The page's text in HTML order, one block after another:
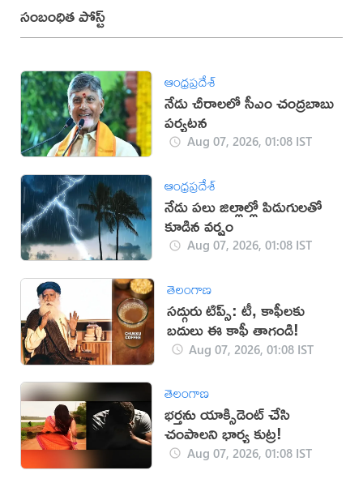
సంబంధిత పోస్ట్
ఆంధ్రప్రదేశ్
నేడు చీరాలలో సీఎం చంద్రబాబు
పర్యటన
Aug 07, 2026, 01:08 IST
ఆంధ్రప్రదేశ్
నేడు పలు జిల్లాల్లో పిడుగులతో
కూడిన వర్షం
Aug 07, 2026, 01:08 IST
తెలంగాణ
సద్గురు టిప్స్: టీ, కాఫీలకు
బదులు ఈ కాఫీ తాగండి!
Aug 07, 2026, 01:08 IST
తెలంగాణ
భర్తను యాక్సిడెంట్‌ చేసి
చంపాలని భార్య కుట్ర!
Aug 07, 2026, 01:08 IST